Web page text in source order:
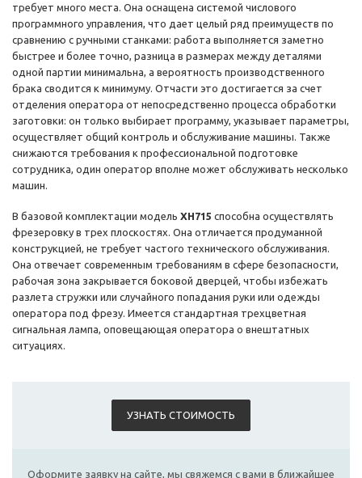
требует много места. Она оснащена системой числового
программного управления, что дает целый ряд преимуществ по
сравнению с ручными станками: работа выполняется заметно
быстрее и более точно, разница в размерах между деталями
одной партии минимальна, а вероятность производственного
брака сводится к минимуму. Отчасти это достигается за счет
отделения оператора от непосредственно процесса обработки
заготовки: он только выбирает программу, указывает параметры,
осуществляет общий контроль и обслуживание машины. Также
снижаются требования к профессиональной подготовке
сотрудника, один оператор вполне может обслуживать несколько
машин.
В базовой комплектации модель XH715 способна осуществлять
фрезеровку в трех плоскостях. Она отличается продуманной
конструкцией, не требует частого технического обслуживания.
Она отвечает современным требованиям в сфере безопасности,
рабочая зона закрывается боковой дверцей, чтобы избежать
разлета стружки или случайного попадания руки или одежды
оператора под фрезу. Имеется стандартная трехцветная
сигнальная лампа, оповещающая оператора о внештатных
ситуациях.
УЗНАТЬ СТОИМОСТЬ
Оформите заявку на сайте, мы свяжемся с вами в ближайшее